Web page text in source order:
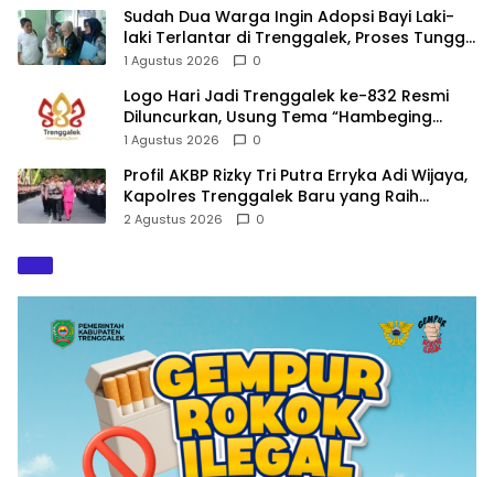
Sudah Dua Warga Ingin Adopsi Bayi Laki-
laki Terlantar di Trenggalek, Proses Tunggu
Hasil Penyelidikan
1 Agustus 2026 0
Logo Hari Jadi Trenggalek ke-832 Resmi
Diluncurkan, Usung Tema “Hambeging
Bumi” Gaungkan Harmoni dengan Alam
1 Agustus 2026 0
Profil AKBP Rizky Tri Putra Erryka Adi Wijaya,
Kapolres Trenggalek Baru yang Raih
Hattrick Pin Emas Kapolri
2 Agustus 2026 0